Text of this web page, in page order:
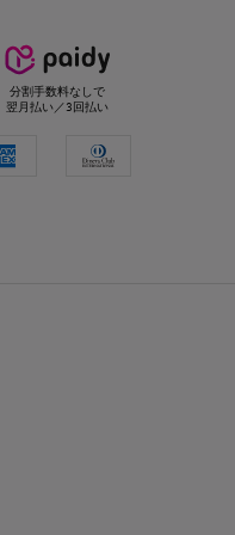
分割手数料なしで
翌月払い／3回払い